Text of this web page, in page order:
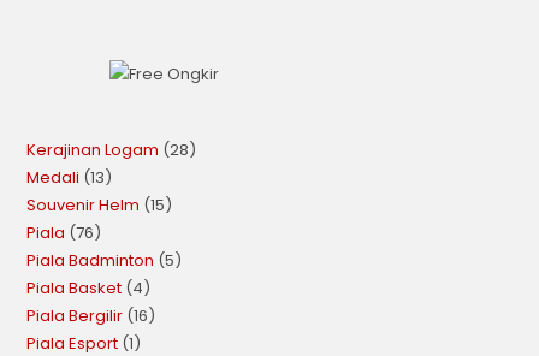
Kerajinan Logam 28
Medali 13
Souvenir Helm 15
Piala 76
Piala Badminton 5
Piala Basket 4
Piala Bergilir 16
Piala Esport 1